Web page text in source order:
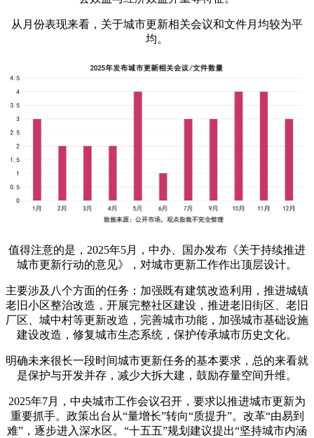
从月份表现来看，关于城市更新相关会议和文件月均较为平
均。
值得注意的是，2025年5月，中办、国办发布《关于持续推进
城市更新行动的意见》，对城市更新工作作出顶层设计。
主要涉及八个方面的任务：加强既有建筑改造利用，推进城镇
老旧小区整治改造，开展完整社区建设，推进老旧街区、老旧
厂区、城中村等更新改造，完善城市功能，加强城市基础设施
建设改造，修复城市生态系统，保护传承城市历史文化。
明确未来很长一段时间城市更新任务的基本要求，总的来看就
是保护与开发并存，减少大拆大建，鼓励存量空间升维。
2025年7月，中央城市工作会议召开，要求以推进城市更新为
重要抓手。政策出台从“量增长”转向“质提升”。改革“由易到
难”，逐步进入深水区。“十五五”规划建议提出“坚持城市内涵